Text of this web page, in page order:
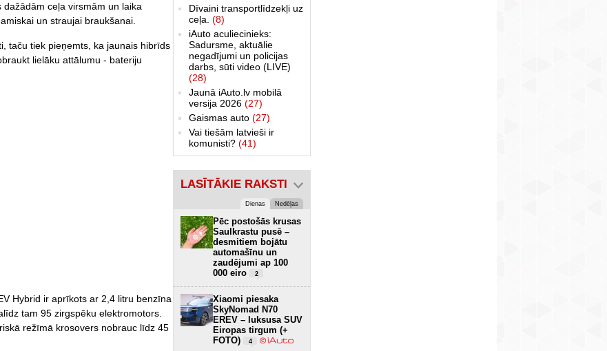
ceļa virsmām un laika
un straujai braukšanai.
taču tiek pieņemts, ka jaunais hibrīds
lielāku attālumu - bateriju
Hybrid ir aprīkots ar 2,4 litru benzīna
tam 95 zirgspēku elektromotors.
režīmā krosovers nobrauc līdz 45
Dīvaini transportlīdzekļi uz
ceļa. (8)
iAuto aculiecinieks:
Sadursme, aktuālie
negadījumi un policijas
darbs, sūti video (LIVE)
(28)
Jaunā iAuto.lv mobilā
versija 2026 (27)
Gaismas auto (27)
Vai tiešām latvieši ir
komunisti? (41)
LASĪTĀKIE RAKSTI
Dienas Nedēļas
Pēc postošās krusas
Saulkrastu pusē –
desmitiem bojātu
automašīnu un
zaudējumi ap 100
000 eiro
2
Xiaomi piesaka
SkyNomad N70
EREV – luksusa SUV
Eiropas tirgum (+
FOTO)
4